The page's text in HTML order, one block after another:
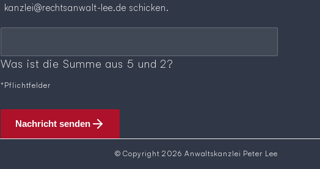
kanzlei@rechtsanwalt-lee.de schicken.
Pflichtfeld
Sicherheitsfrage*
Was ist die Summe aus 5 und 2?
*Pflichtfelder
Nachricht senden
© Copyright 2026 Anwaltskanzlei Peter Lee